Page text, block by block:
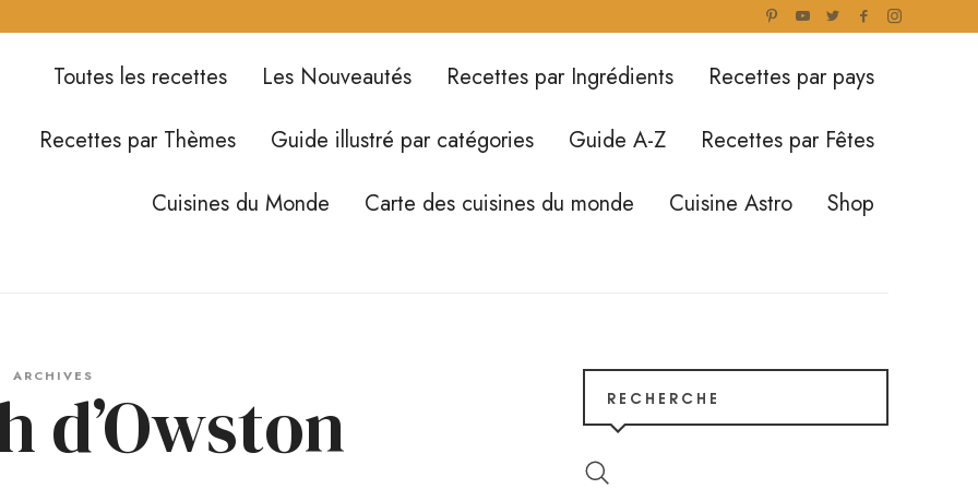
Toutes les recettes Les Nouveautés Recettes par Ingrédients
Recettes par pays
Recettes par Thèmes
Guide illustré par catégories Guide A-Z
Recettes par Fêtes
Cuisines du Monde
Carte des cuisines du monde Cuisine Astro Shop
ARCHIVES
d’Owston RECHERCHE